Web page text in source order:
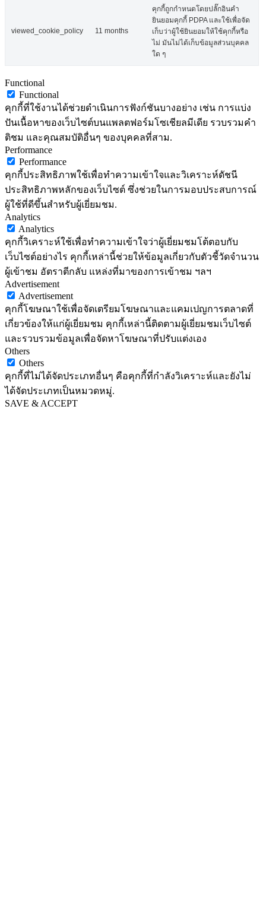
viewed_cookie_policy 11 months
คุกกี้ถูกกำหนดโดยปลั๊กอินคำ
ยินยอมคุกกี้ PDPA และใช้เพื่อจัด
เก็บว่าผู้ใช้ยินยอมให้ใช้คุกกี้หรือ
ไม่ มันไม่ได้เก็บข้อมูลส่วนบุคคล
ใด ๆ
Functional
Functional
คุกกี้ที่ใช้งานได้ช่วยดำเนินการฟังก์ชันบางอย่าง เช่น การแบ่ง
ปันเนื้อหาของเว็บไซต์บนแพลตฟอร์มโซเชียลมีเดีย รวบรวมคำ
ติชม และคุณสมบัติอื่นๆ ของบุคคลที่สาม.
Performance
Performance
คุกกี้ประสิทธิภาพใช้เพื่อทำความเข้าใจและวิเคราะห์ดัชนี
ประสิทธิภาพหลักของเว็บไซต์ ซึ่งช่วยในการมอบประสบการณ์
ผู้ใช้ที่ดีขึ้นสำหรับผู้เยี่ยมชม.
Analytics
Analytics
คุกกี้วิเคราะห์ใช้เพื่อทำความเข้าใจว่าผู้เยี่ยมชมโต้ตอบกับ
เว็บไซต์อย่างไร คุกกี้เหล่านี้ช่วยให้ข้อมูลเกี่ยวกับตัวชี้วัดจำนวน
ผู้เข้าชม อัตราตีกลับ แหล่งที่มาของการเข้าชม ฯลฯ
Advertisement
Advertisement
คุกกี้โฆษณาใช้เพื่อจัดเตรียมโฆษณาและแคมเปญการตลาดที่
เกี่ยวข้องให้แก่ผู้เยี่ยมชม คุกกี้เหล่านี้ติดตามผู้เยี่ยมชมเว็บไซต์
และรวบรวมข้อมูลเพื่อจัดหาโฆษณาที่ปรับแต่งเอง
Others
Others
คุกกี้ที่ไม่ได้จัดประเภทอื่นๆ คือคุกกี้ที่กำลังวิเคราะห์และยังไม่
ได้จัดประเภทเป็นหมวดหมู่.
SAVE & ACCEPT